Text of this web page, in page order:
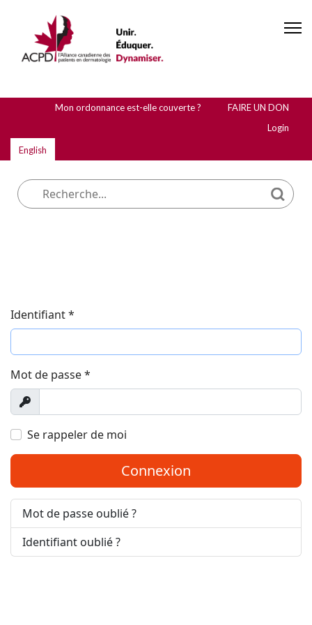
Mon ordonnance est-elle couverte ?
FAIRE UN DON
Login
English
Que cherchez-vous
Identifiant*
Mot de passe*
Afficher
Se rappeler de moi
Connexion
Mot de passe oublié ?
Identifiant oublié ?